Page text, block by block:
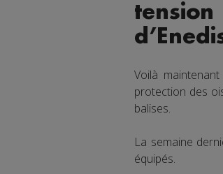
Voilà
protection des
balises.
La semaine
équipés.